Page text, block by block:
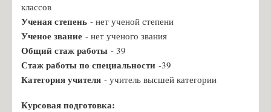
Удальцова М.Д., учитель русского языка
Косаржевская Я.Л., учитель географии
Криворученко Д.А., учитель истории
Тиханова С.С., учитель биологии
Исакова О.Ю., учитель математики
Ермолаев А.Я., учитель физики
классов
Ученая степень - нет ученой степени
Ученое звание - нет ученого звания
Общий стаж работы - 39
Стаж работы по специальности -39
Категория учителя - учитель высшей категории
Курсовая подготовка: